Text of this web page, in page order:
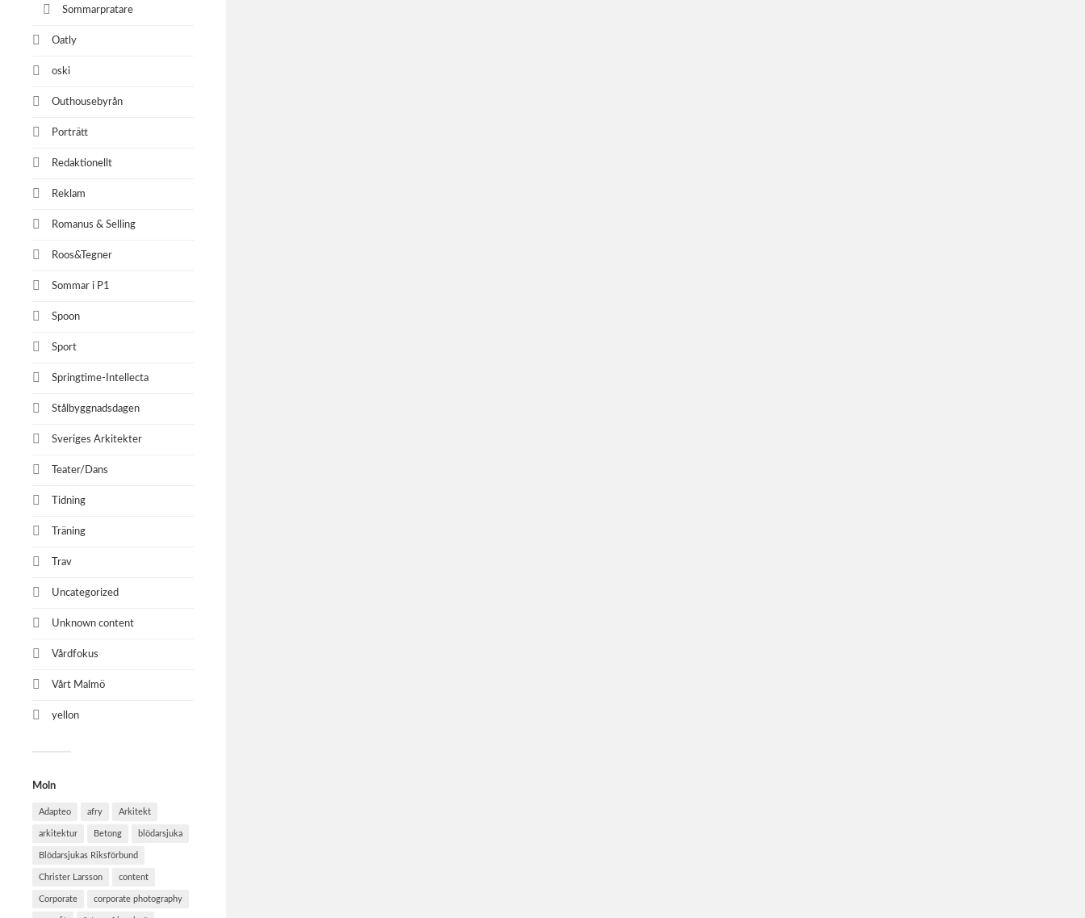
Sommarpratare
Oatly
oski
Outhousebyrån
Porträtt
Redaktionellt
Reklam
Romanus & Selling
Roos&Tegner
Sommar i P1
Spoon
Sport
Springtime-Intellecta
Stålbyggnadsdagen
Sveriges Arkitekter
Teater/Dans
Tidning
Träning
Trav
Uncategorized
Unknown content
Vårdfokus
Vårt Malmö
yellon
Moln
Adapteo afry Arkitekt
arkitektur Betong blödarsjuka
Blödarsjukas Riksförbund
Christer Larsson content
Corporate corporate photography